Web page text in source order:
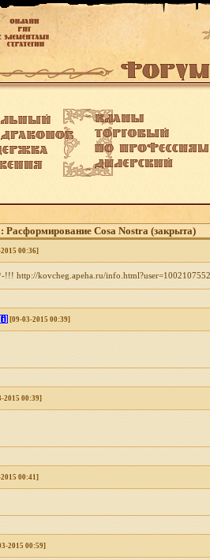
Расформирование Cosa Nostra (закрыта)
00:36]
!!! http://kovcheg.apeha.ru/
[i] [09-03-2015 00:39]
2015 00:39]
00:41]
2015 00:59]